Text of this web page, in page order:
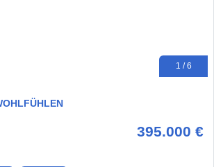
1 / 6
395.000 €